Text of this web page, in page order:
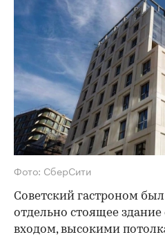
Фото: СберСити
Советский гастроном
отдельно стоящее
входом, высокими